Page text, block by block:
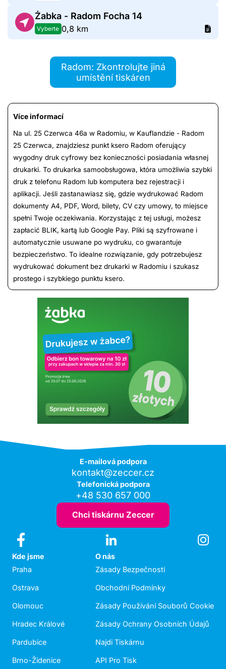
Żabka - Radom Focha 14
Vyberte 0,8 km
Radom: Zkontrolujte jiná
umístění tiskáren
Více informací
Na ul. 25 Czerwca 46a w Radomiu, w Kauflandzie - Radom
25 Czerwca, znajdziesz punkt ksero Radom oferujący
wygodny druk cyfrowy bez konieczności posiadania własnej
drukarki. To drukarka samoobsługowa, która umożliwia szybki
druk z telefonu Radom lub komputera bez rejestracji i
aplikacji. Jeśli zastanawiasz się, gdzie wydrukować Radom
dokumenty A4, PDF, Word, bilety, CV czy umowy, to miejsce
spełni Twoje oczekiwania. Korzystając z tej usługi, możesz
zapłacić BLIK, kartą lub Google Pay. Pliki są szyfrowane i
automatycznie usuwane po wydruku, co gwarantuje
bezpieczeństwo. To idealne rozwiązanie, gdy potrzebujesz
wydrukować dokument bez drukarki w Radomiu i szukasz
prostego i szybkiego punktu ksero.
E-mailová podpora
kontakt@zeccer.cz
Telefonická podpora
+48 530 657 000
Chci tiskárnu Zeccer
Kde jsme
Praha
Ostrava
Olomouc
Hradec Králové
Pardubice
Brno-Židenice
O nás
Zásady Bezpečnosti
Obchodní Podmínky
Zásady Používání Souborů Cookie
Zásady Ochrany Osobních Údajů
Najdi Tiskárnu
API Pro Tisk